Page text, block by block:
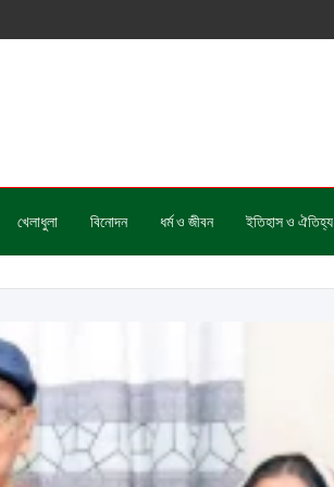
খেলাধুলা বিনোদন ধর্ম ও জীবন ইতিহাস ও ঐতিহ্য